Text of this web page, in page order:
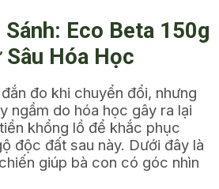
Eco Beta 150g
Hóa Học
đo khi chuyển đổi, nhưng
ngầm do hóa học gây ra lại
khổng lồ để khắc phục
độc đất sau này. Dưới đây là
giúp bà con có góc nhìn